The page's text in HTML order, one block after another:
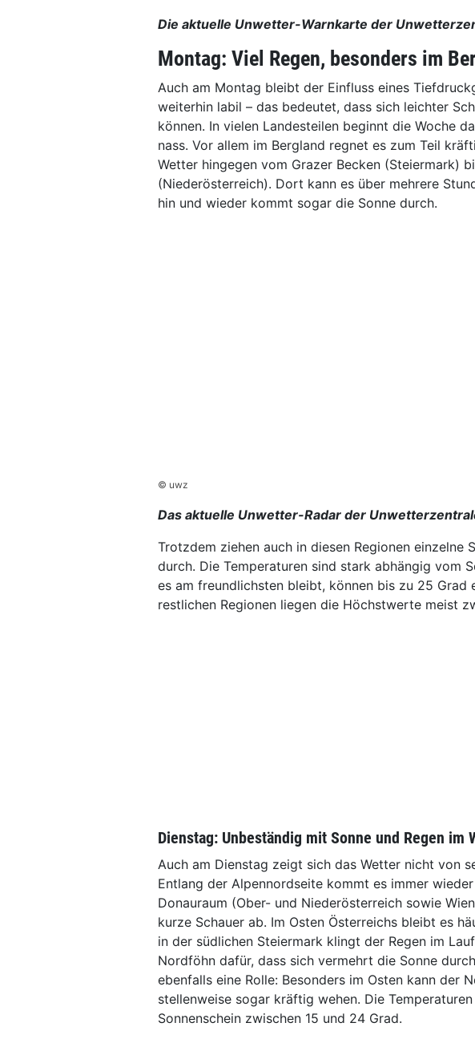
Die aktuelle Unwetter-Warnkarte der
Montag: Viel Regen, besonders im
Auch am Montag bleibt der Einfluss eines
weiterhin labil – das bedeutet, dass sich leichter
können. In vielen Landesteilen beginnt die Woche
nass. Vor allem im Bergland regnet es zum Teil
Wetter hingegen vom Grazer Becken (Steiermark)
(Niederösterreich). Dort kann es über mehrere
hin und wieder kommt sogar die Sonne durch.
© uwz
Das aktuelle Unwetter-Radar der
Trotzdem ziehen auch in diesen Regionen einzelne
durch. Die Temperaturen sind stark abhängig vom
es am freundlichsten bleibt, können bis zu 25 Grad
restlichen Regionen liegen die Höchstwerte meist
Dienstag: Unbeständig mit Sonne und Regen im
Auch am Dienstag zeigt sich das Wetter nicht von
Entlang der Alpennordseite kommt es immer wieder
Donauraum (Ober- und Niederösterreich sowie
kurze Schauer ab. Im Osten Österreichs bleibt es
in der südlichen Steiermark klingt der Regen im
Nordföhn dafür, dass sich vermehrt die Sonne
ebenfalls eine Rolle: Besonders im Osten kann der
stellenweise sogar kräftig wehen. Die
Sonnenschein zwischen 15 und 24 Grad.